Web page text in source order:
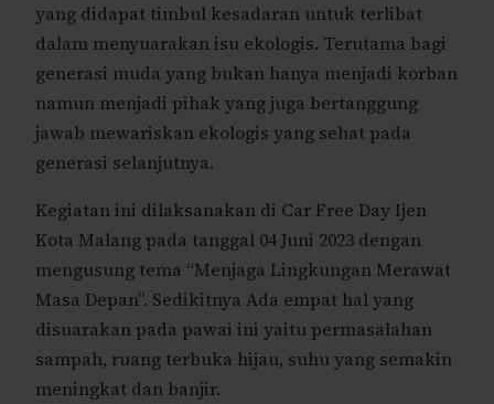
yang didapat timbul kesadaran untuk terlibat
dalam menyuarakan isu ekologis. Terutama bagi
generasi muda yang bukan hanya menjadi korban
namun menjadi pihak yang juga bertanggung
jawab mewariskan ekologis yang sehat pada
generasi selanjutnya.
Kegiatan ini dilaksanakan di Car Free Day Ijen
Kota Malang pada tanggal 04 Juni 2023 dengan
mengusung tema “Menjaga Lingkungan Merawat
Masa Depan”. Sedikitnya Ada empat hal yang
disuarakan pada pawai ini yaitu permasalahan
sampah, ruang terbuka hijau, suhu yang semakin
meningkat dan banjir.